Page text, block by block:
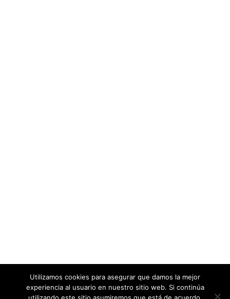
Utilizamos cookies para asegurar que damos la mejor
experiencia al usuario en nuestro sitio web. Si continúa